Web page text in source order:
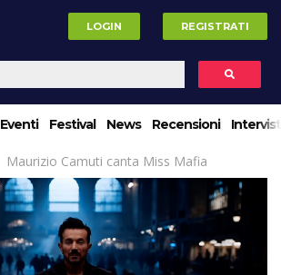
LOGIN REGISTRATI
Eventi Festival News Recensioni
Maurizio Camuti canta Miss Mafia